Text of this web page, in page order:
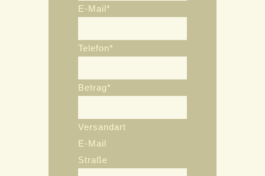
E-Mail*
Telefon*
Betrag*
Versandart
E-Mail
Straße